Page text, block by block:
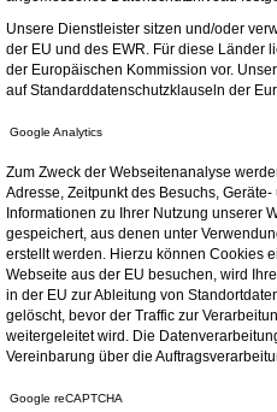
Unsere Dienstleister sitzen und/oder
der EU und des EWR. Für diese Länder
der Europäischen Kommission vor.
auf Standarddatenschutzklauseln der
Google Analytics
Zum Zweck der Webseitenanalyse
Adresse, Zeitpunkt des Besuchs,
Informationen zu Ihrer Nutzung unserer
gespeichert, aus denen unter
erstellt werden. Hierzu können Cookies
Webseite aus der EU besuchen, wird
in der EU zur Ableitung von
gelöscht, bevor der Traffic zur
weitergeleitet wird. Die
Vereinbarung über die
Google reCAPTCHA